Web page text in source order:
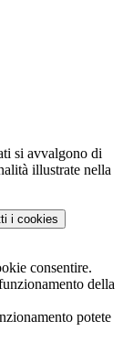
si avvalgono di
illustrate nella
i cookies
consentire.
della
potete